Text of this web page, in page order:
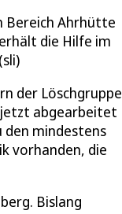
Bereich Ahrhütte
die Hilfe im
der Löschgruppe
jetzt abgearbeitet
den mindestens
vorhanden, die
Bislang